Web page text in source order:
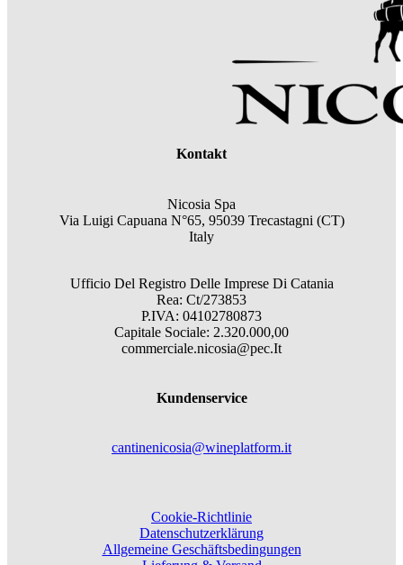
Kontakt
Nicosia Spa
Via Luigi Capuana N°65, 95039 Trecastagni (CT)
Italy
Ufficio Del Registro Delle Imprese Di Catania
Rea: Ct/273853
P.IVA: 04102780873
Capitale Sociale: 2.320.000,00
commerciale.nicosia@pec.It
Kundenservice
cantinenicosia@wineplatform.it
Cookie-Richtlinie
Datenschutzerklärung
Allgemeine Geschäftsbedingungen